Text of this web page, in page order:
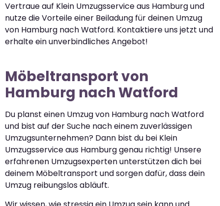
Vertraue auf Klein Umzugsservice aus Hamburg und
nutze die Vorteile einer Beiladung für deinen Umzug
von Hamburg nach Watford. Kontaktiere uns jetzt und
erhalte ein unverbindliches Angebot!
Möbeltransport von
Hamburg nach Watford
Du planst einen Umzug von Hamburg nach Watford
und bist auf der Suche nach einem zuverlässigen
Umzugsunternehmen? Dann bist du bei Klein
Umzugsservice aus Hamburg genau richtig! Unsere
erfahrenen Umzugsexperten unterstützen dich bei
deinem Möbeltransport und sorgen dafür, dass dein
Umzug reibungslos abläuft.